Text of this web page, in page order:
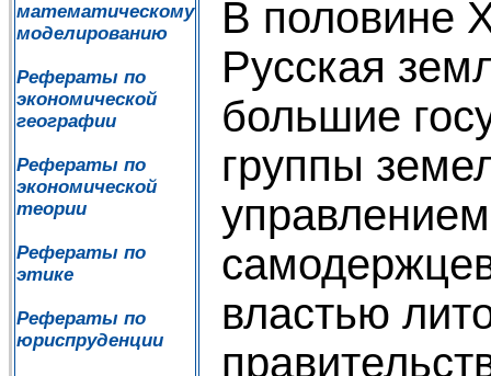
математическому
моделированию
Рефераты по
экономической
географии
Рефераты по
экономической
теории
Рефераты по
этике
Рефераты по
юриспруденции
В половине
Русская
большие
группы
властью